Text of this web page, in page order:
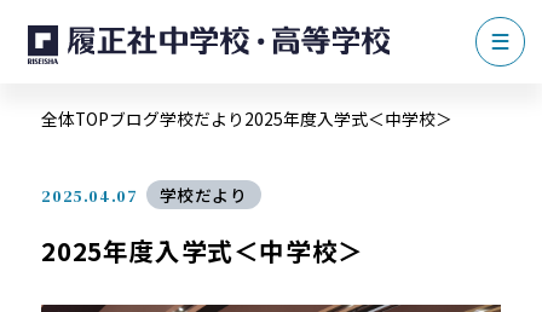
全体TOPブログ学校だより 2025年度入学式＜中学校＞
2025.04.07 学校だより
2025年度入学式＜中学校＞